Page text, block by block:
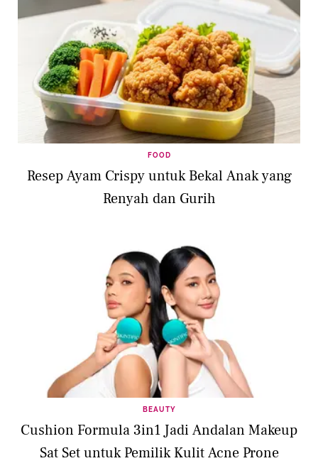
FOOD
Resep Ayam Crispy untuk Bekal Anak yang
Renyah dan Gurih
BEAUTY
Cushion Formula 3in1 Jadi Andalan Makeup
Sat Set untuk Pemilik Kulit Acne Prone